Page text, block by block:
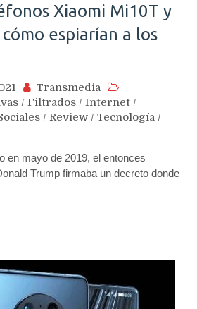
Xiaomi Mi10T y
espiarían a los
Transmedia
/ Filtrados / Internet /
/ Review / Tecnología /
en mayo de 2019, el entonces
Trump firmaba un decreto donde